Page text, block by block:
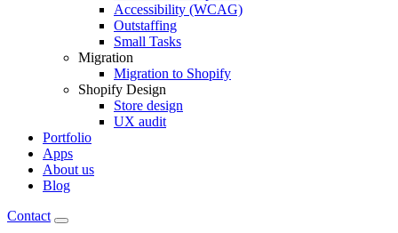
Accessibility (WCAG)
Outstaffing
Small Tasks
Migration
Migration to Shopify
Shopify Design
Store design
UX audit
Portfolio
Apps
About us
Blog
Contact